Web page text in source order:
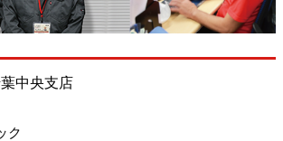
中央支店
ク